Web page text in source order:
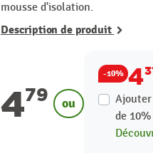
mousse d'isolation.
Description de produit
479 ou
-10% 4
de